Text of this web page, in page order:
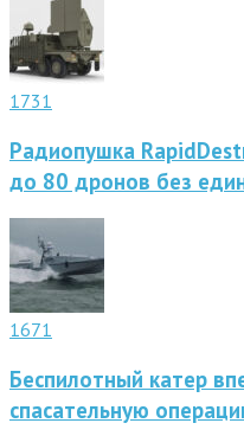
1731
Радиопушка
до 80 дронов без
1671
Беспилотный катер
спасательную